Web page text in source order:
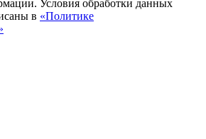
Условия обработки данных
в «Политике